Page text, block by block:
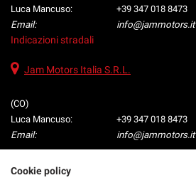
Luca Mancuso:
+39 347 018 8473
Email:
info@jammotors.it
Indicazioni stradali
Jam Motors Italia S.R.L.
(CO)
Luca Mancuso:
+39 347 018 8473
Email:
info@jammotors.it
Cookie policy